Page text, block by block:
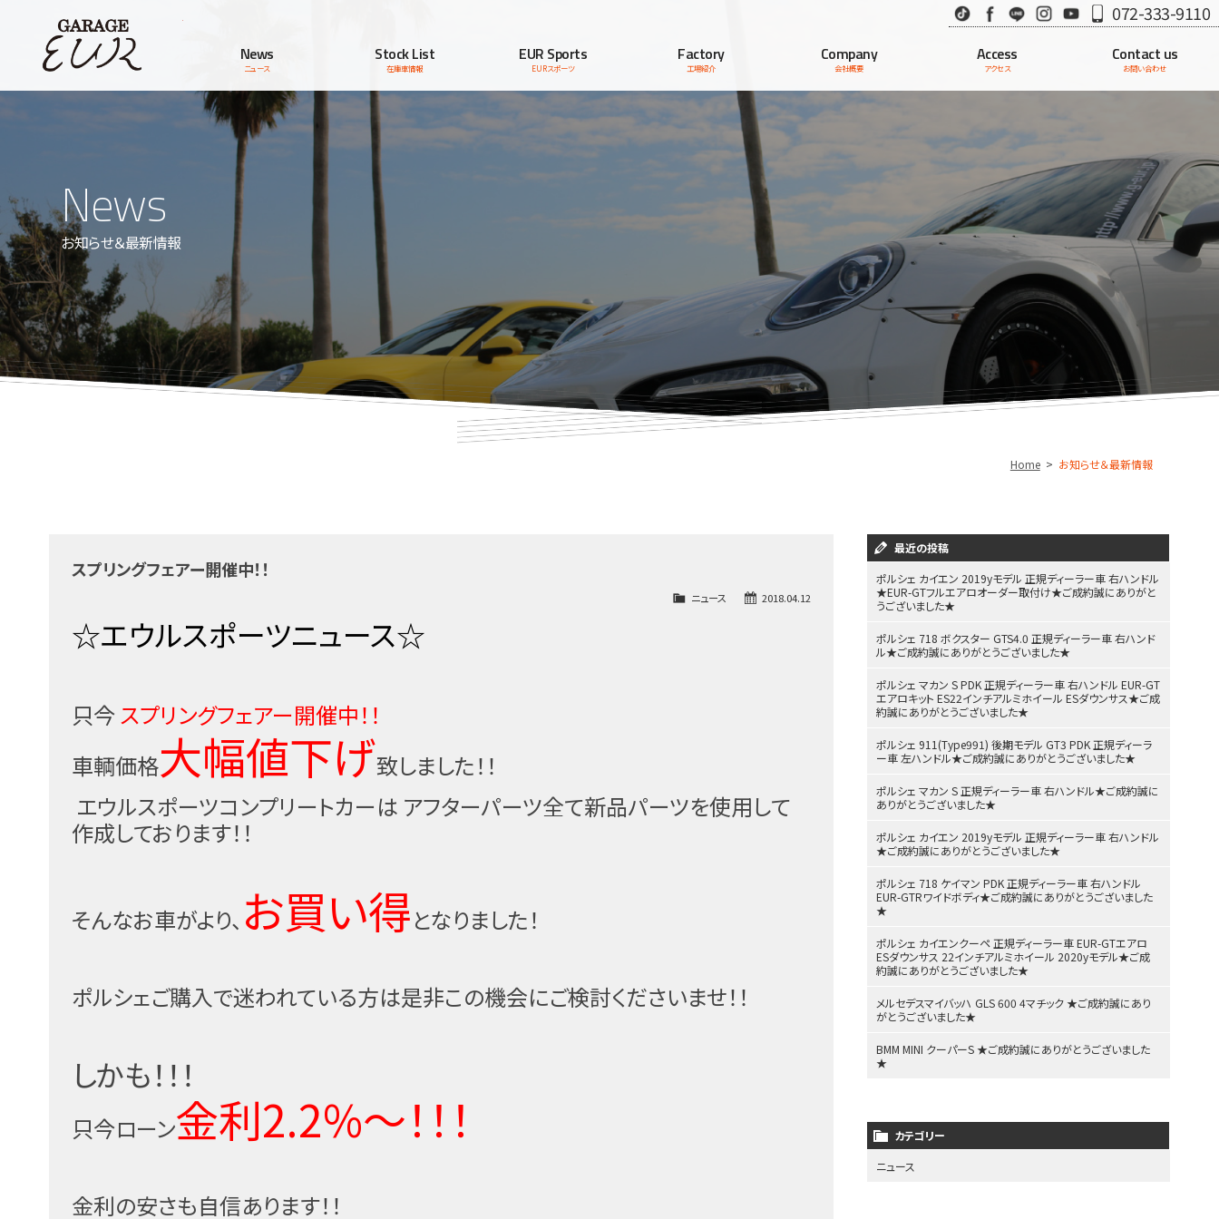
TikTok Facebook
LINE InstagramYoutube072-333-9110
News
ニュース
Stock List
在庫車情報
EUR Sports
EURスポーツ
Factory
工場紹介
Company
会社概要
Access
アクセス
Contact us
お問い合わせ
News
お知らせ＆最新情報
Home お知らせ＆最新情報
スプリングフェアー開催中！！
2018.04.12
ニュース
☆エウルスポーツニュース☆
只今 スプリングフェアー開催中！！
車輌価格大幅値下げ致しました！！
エウルスポーツコンプリートカーは アフターパーツ全て新品パーツを使用して
作成しております！！
そんなお車がより、 お買い得となりました！
ポルシェご購入で迷われている方は是非この機会にご検討くださいませ！！
しかも！！！
只今ローン金利2.2%〜！！！
金利の安さも自信あります！！
最近の投稿
ポルシェ カイエン 2019yモデル 正規ディーラー車 右ハンドル
★EUR-GTフルエアロオーダー取付け★ご成約誠にありがと
うございました★
ポルシェ 718 ボクスター GTS4.0 正規ディーラー車 右ハンド
ル★ご成約誠にありがとうございました★
ポルシェ マカン S PDK 正規ディーラー車 右ハンドル EUR-GT
エアロキット ES22インチアルミホイール ESダウンサス★ご成
約誠にありがとうございました★
ポルシェ 911(Type991) 後期モデル GT3 PDK 正規ディーラ
ー車 左ハンドル★ご成約誠にありがとうございました★
ポルシェ マカン S 正規ディーラー車 右ハンドル★ご成約誠に
ありがとうございました★
ポルシェ カイエン 2019yモデル 正規ディーラー車 右ハンドル
★ご成約誠にありがとうございました★
ポルシェ 718 ケイマン PDK 正規ディーラー車 右ハンドル
EUR-GTRワイドボディ★ご成約誠にありがとうございました
★
ポルシェ カイエンクーペ 正規ディーラー車 EUR-GTエアロ
ESダウンサス 22インチアルミホイール 2020yモデル★ご成
約誠にありがとうございました★
メルセデスマイバッハ GLS 600 4マチック ★ご成約誠にあり
がとうございました★
BMM MINI クーパーS ★ご成約誠にありがとうございました
★
カテゴリー
ニュース